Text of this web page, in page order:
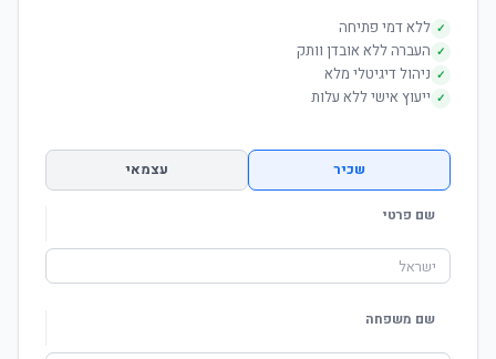
✓ ללא דמי פתיחה
✓ העברה ללא אובדן וותק
✓ ניהול דיגיטלי מלא
✓ ייעוץ אישי ללא עלות
שכיר עצמאי
שם פרטי
שם משפחה